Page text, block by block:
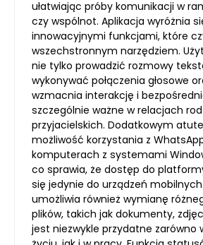
ułatwiając próby komunikacji w
czy wspólnot. Aplikacja wyróżnia
innowacyjnymi funkcjami, które
wszechstronnym narzędziem.
nie tylko prowadzić rozmowy
wykonywać połączenia głosowe
wzmacnia interakcję i
szczególnie ważne w relacjach
przyjacielskich. Dodatkowym
możliwość korzystania z
komputerach z systemami
co sprawia, że dostęp do
się jedynie do urządzeń
umożliwia również wymianę
plików, takich jak dokumenty,
jest niezwykle przydatne zarówno